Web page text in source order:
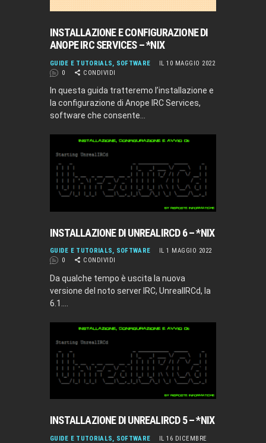
INFO
INSTALLAZIONE E CONFIGURAZIONE DI
ANOPE IRC SERVICES – *NIX
GUIDE E TUTORIALS SOFTWARE
IL 10 MAGGIO 2022
0
CONDIVIDI
In questa guida tratteremo l’installazione e
la configurazione di Anope IRC Services,
software che consente…
INSTALLAZIONE DI UNREALIRCD 6 – *NIX
GUIDE E TUTORIALS, SOFTWARE
IL 1 MAGGIO 2022
0
CONDIVIDI
Da qualche tempo è uscita la nuova
versione del noto server IRC, UnrealIRCd, la
6.1.…
INSTALLAZIONE DI UNREALIRCD 5 – *NIX
GUIDE E TUTORIALS SOFTWARE
IL 16 DICEMBRE